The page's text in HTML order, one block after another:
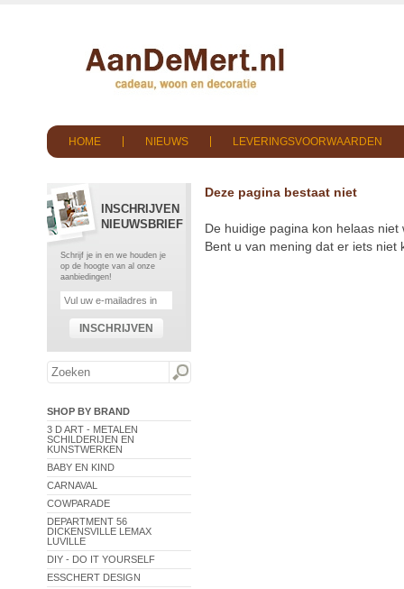
HOME NIEUWS LEVERINGSVOORWAARDEN
INSCHRIJVEN
NIEUWSBRIEF
Schrijf je in en we houden je
op de hoogte van al onze
aanbiedingen!
INSCHRIJVEN
SHOP BY BRAND
3 D ART - METALEN
SCHILDERIJEN EN
KUNSTWERKEN
BABY EN KIND
CARNAVAL
COWPARADE
DEPARTMENT 56
DICKENSVILLE LEMAX
LUVILLE
DIY - DO IT YOURSELF
ESSCHERT DESIGN
Deze pagina bestaat niet
De huidige pagina kon helaas
Bent u van mening dat er iets